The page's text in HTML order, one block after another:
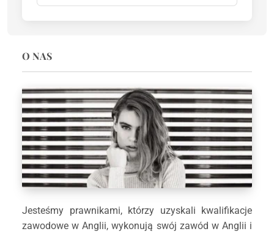
O NAS
Jesteśmy prawnikami, którzy uzyskali kwalifikacje
zawodowe w Anglii, wykonują swój zawód w Anglii i